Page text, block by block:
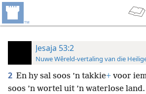
Jesaja 53:2
Nuwe Wêreld-vertaling van die
2 En hy sal soos ’n takkie+ voor
soos ’n wortel uit ’n waterlose